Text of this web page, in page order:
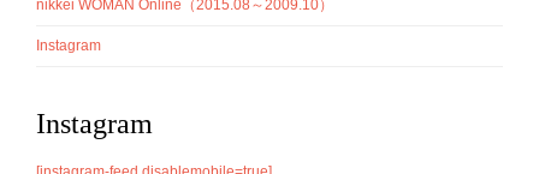
nikkei WOMAN Online（2015.08～2009.10）
Instagram
Instagram